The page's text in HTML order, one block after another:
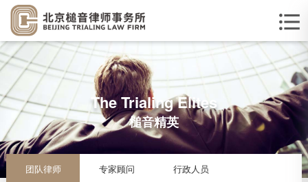
The Trialing Elites
槌音精英
团队律师 专家顾问 行政人员